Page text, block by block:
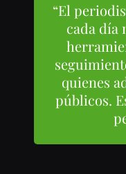
“El
cada día
quienes
públicos.